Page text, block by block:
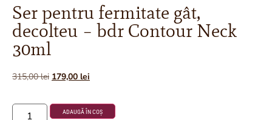
Ser pentru fermitate gât,
decolteu – bdr Contour Neck
30ml
315,00lei 179,00 lei
ADAUGĂ ÎN COȘ